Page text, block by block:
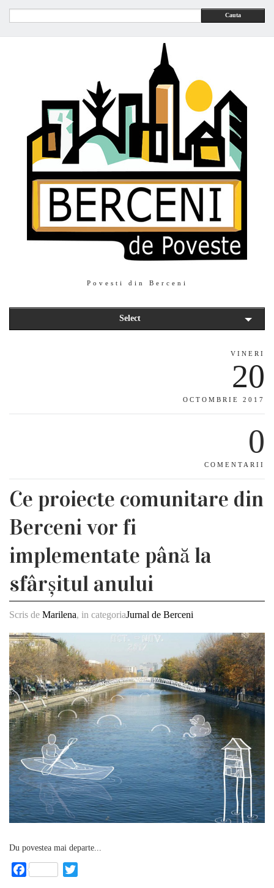
Cauta
Povesti din Berceni
Select
VINERI
20
OCTOMBRIE 2017
0
COMENTARII
Ce proiecte comunitare din
Berceni vor fi
implementate până la
sfârșitul anului
Scris de Marilena, in categoriaJurnal de Berceni
Du povestea mai departe...
Facebook